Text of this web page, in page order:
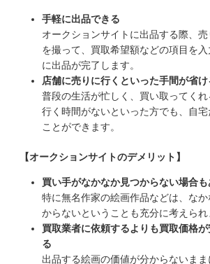
手軽に出品できる
オークションサイトに出品する際、
を撮って、買取希望額などの項目を
に出品が完了します。
店舗に売りに行くといった手間が省け
普段の生活が忙しく、買い取ってく
行く時間がないといった方でも、自
ことができます。
【オークションサイトのデメリット】
買い手がなかなか見つからない場合も
特に無名作家の絵画作品などは、な
からないということも充分に考えられ
買取業者に依頼するよりも買取価格
る
出品する絵画の価値が分からないま